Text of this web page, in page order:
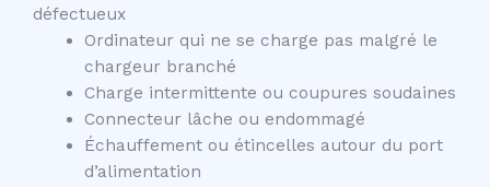
défectueux
Ordinateur qui ne se charge pas malgré le
chargeur branché
Charge intermittente ou coupures soudaines
Connecteur lâche ou endommagé
Échauffement ou étincelles autour du port
d’alimentation